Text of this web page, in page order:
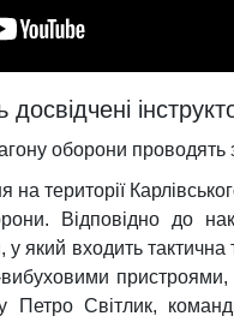
оборони
на території
Відповідно до
який входить тактична
Петро Світлик,